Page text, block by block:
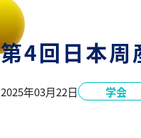
第4回日本周
2025年03月22日 学会